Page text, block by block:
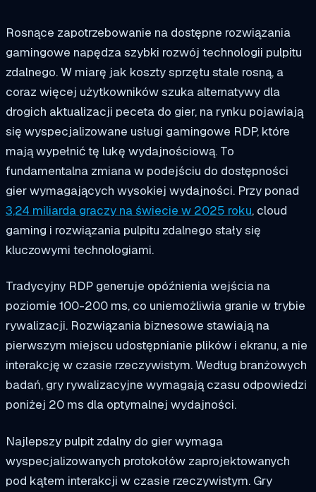
Rosnące zapotrzebowanie na dostępne rozwiązania
gamingowe napędza szybki rozwój technologii pulpitu
zdalnego. W miarę jak koszty sprzętu stale rosną, a
coraz więcej użytkowników szuka alternatywy dla
drogich aktualizacji peceta do gier, na rynku pojawiają
się wyspecjalizowane usługi gamingowe RDP, które
mają wypełnić tę lukę wydajnościową. To
fundamentalna zmiana w podejściu do dostępności
gier wymagających wysokiej wydajności. Przy ponad
3,24 miliarda graczy na świecie w 2025 roku, cloud
gaming i rozwiązania pulpitu zdalnego stały się
kluczowymi technologiami.
Tradycyjny RDP generuje opóźnienia wejścia na
poziomie 100-200 ms, co uniemożliwia granie w trybie
rywalizacji. Rozwiązania biznesowe stawiają na
pierwszym miejscu udostępnianie plików i ekranu, a nie
interakcję w czasie rzeczywistym. Według branżowych
badań, gry rywalizacyjne wymagają czasu odpowiedzi
poniżej 20 ms dla optymalnej wydajności.
Najlepszy pulpit zdalny do gier wymaga
wyspecjalizowanych protokołów zaprojektowanych
pod kątem interakcji w czasie rzeczywistym. Gry